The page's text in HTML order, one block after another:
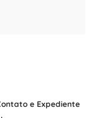
e Expediente